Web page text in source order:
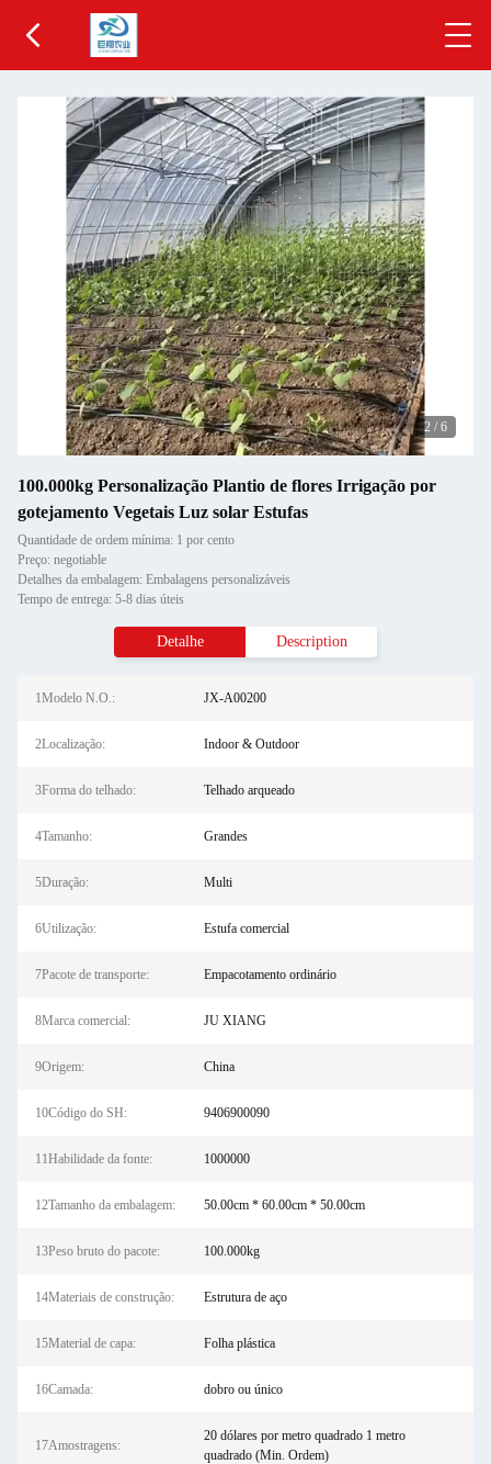
2 / 6
100.000kg Personalização Plantio de flores Irrigação por
gotejamento Vegetais Luz solar Estufas
Quantidade de ordem mínima: 1 por cento
Preço: negotiable
Detalhes da embalagem: Embalagens personalizáveis
Tempo de entrega: 5-8 dias úteis
Detalhe Description
1Modelo N.O.: JX-A00200
2Localização: Indoor & Outdoor
3Forma do telhado: Telhado arqueado
4Tamanho: Grandes
5Duração: Multi
6Utilização: Estufa comercial
7Pacote de transporte: Empacotamento ordinário
8Marca comercial: JU XIANG
9Origem: China
10Código do SH: 9406900090
11Habilidade da fonte: 1000000
12Tamanho da embalagem: 50.00cm * 60.00cm * 50.00cm
13Peso bruto do pacote: 100.000kg
14Materiais de construção: Estrutura de aço
15Material de capa: Folha plástica
16Camada: dobro ou único
17Amostragens:
20 dólares por metro quadrado 1 metro
quadrado (Min. Ordem)